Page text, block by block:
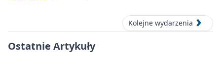
Kolejne wydarzenia
Ostatnie Artykuły